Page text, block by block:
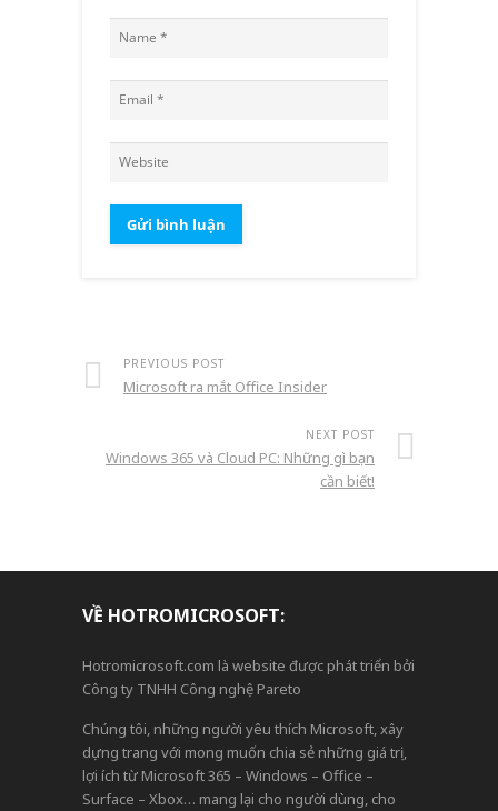
PREVIOUS POST
Microsoft ra mắt Office Insider
NEXT POST
Windows 365 và Cloud PC: Những gì bạn
cần biết!
VỀ HOTROMICROSOFT:
Hotromicrosoft.com là website được phát triển bởi
Công ty TNHH Công nghệ Pareto
Chúng tôi, những người yêu thích Microsoft, xây
dựng trang với mong muốn chia sẻ những giá trị,
lợi ích từ Microsoft 365 – Windows – Office –
Surface – Xbox… mang lại cho người dùng, cho